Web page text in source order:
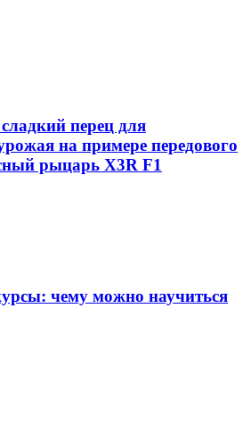
перец для
на примере передового
рыцарь X3R F1
чему можно научиться